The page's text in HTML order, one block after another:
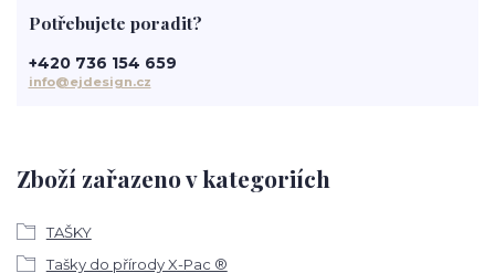
Zboží zařazeno v kategoriích
TAŠKY
Tašky do přírody X-Pac ®
Potřebujete poradit?
+420 736 154 659
info@ejdesign.cz